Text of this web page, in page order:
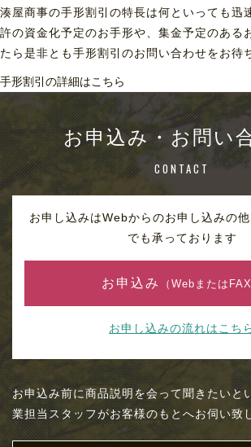
湊屋商事の手形割引の特長は何といっても迅
許の資金化予定のお手形や、集金予定のある
たら是非とも手形割引のお問い合わせをお待
手形割引の詳細はこちら
お申込み・お問い
CONTACT
お申し込みはWebからのお申し込みの
でも承っております
お申込み （WebまたはFAX
お申し込みの流れはこち
お申込み前に商品説明を会って聞きたいと
業担当スタッフがお客様のもとへお伺い致